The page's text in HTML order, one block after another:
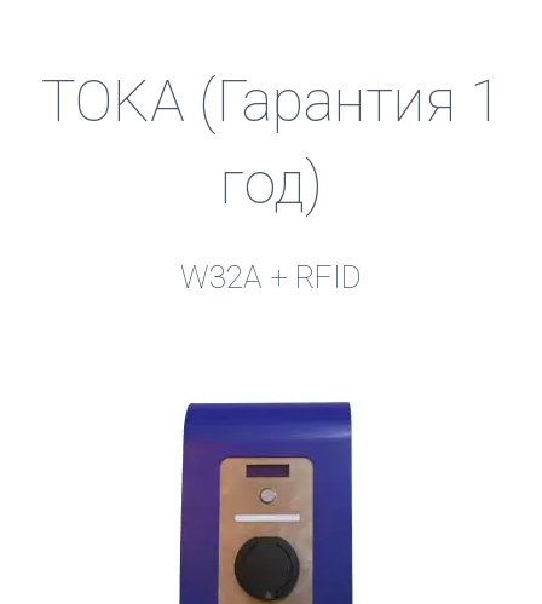
TOKA (Гарантия 1
год)
W32A + RFID